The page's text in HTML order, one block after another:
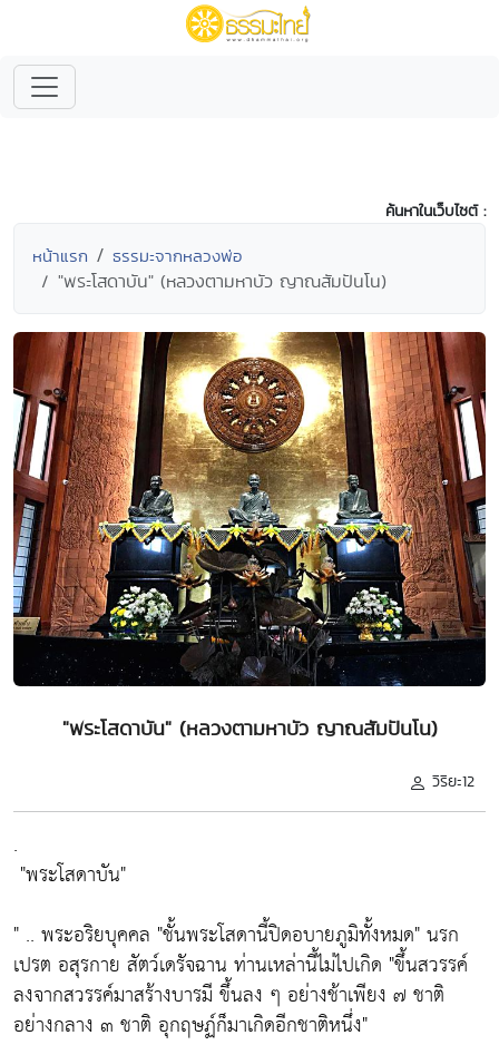
ค้นหาในเว็บไซต์ :
หน้าแรก ธรรมะจากหลวงพ่อ
"พระโสดาบัน" (หลวงตามหาบัว ญาณสัมปันโน)
"พระโสดาบัน" (หลวงตามหาบัว ญาณสัมปันโน)
วิริยะ12
.
"พระโสดาบัน"
" .. พระอริยบุคคล "ชั้นพระโสดานี้ปิดอบายภูมิทั้งหมด"นรก
เปรต อสุรกาย สัตว์เดรัจฉาน ท่านเหล่านี้ไม่ไปเกิด "ขึ้นสวรรค์
ลงจากสวรรค์มาสร้างบารมี ขึ้นลง ๆ อย่างช้าเพียง ๗ ชาติ
อย่างกลาง ๓ ชาติ อุกฤษฏ์ก็มาเกิดอีกชาติหนึ่ง"